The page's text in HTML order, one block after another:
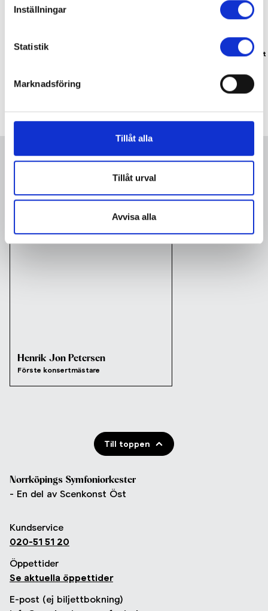
Inställningar
Statistik
Marknadsföring
Tillåt alla
Tillåt urval
Avvisa alla
Från mörker till ljus Musethica
18.00 hos oss – Mozart
Fler medarbetare
Henrik Jon Petersen
Förste konsertmästare
Till toppen
Norrköpings Symfoniorkester
- En del av Scenkonst Öst
Kundservice
020-51 51 20
Öppettider
Se aktuella öppettider
E-post (ej biljettbokning)